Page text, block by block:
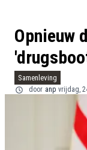
Opnieuw
Samenleving
door anp vrijdag,